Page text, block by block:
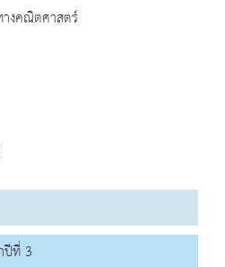
งคณิตศาสตร์
ปีที่ 3